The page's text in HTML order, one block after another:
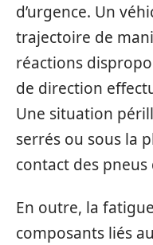
d’urgence. Un
trajectoire de
réactions
de direction
Une situation
serrés ou sous la
contact des
En outre, la
composants liés